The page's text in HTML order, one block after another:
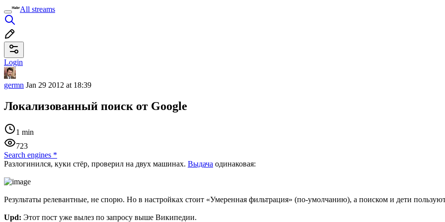
All streams
Login
germn Jan 29 2012 at 18:39
Локализованный поиск от Google
1 min
723
Search engines *
Разлогинился, куки стёр, проверил на двух машинах. Выдача одинаковая:
Результаты релевантные, не спорю. Но в настройках стоит «Умеренная фильтрация» (по-умолчанию), а поиском и дети
Upd: Этот пост уже вылез по запросу выше Википедии.